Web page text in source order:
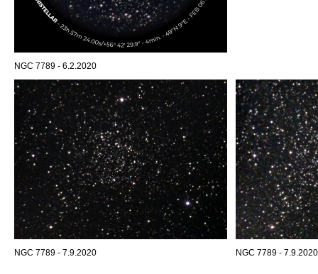
NGC 7789 - 6.2.2020
NGC 7789 - 7.9.2020 NGC 7789 -